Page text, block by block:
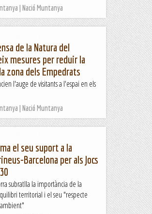
| Nació Muntanya
de la Natura del
mesures per reduir la
zona dels Empedrats
l'auge de visitants a l'espai en els
| Nació Muntanya
el seu suport a la
Barcelona per als Jocs
subratlla la importància de la
territorial i el seu "respecte